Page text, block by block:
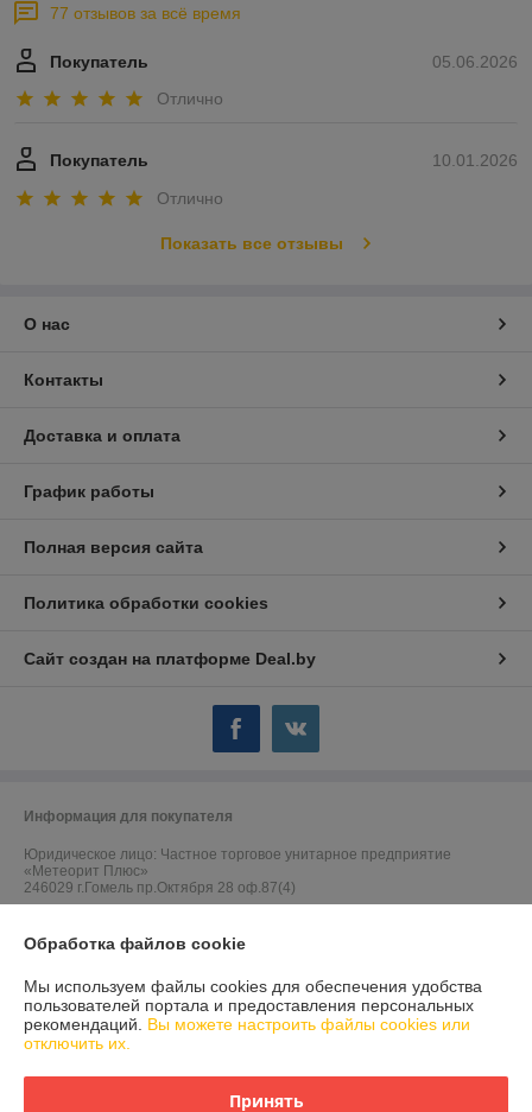
77 отзывов за всё время
05.06.2026
Покупатель
Отлично
10.01.2026
Покупатель
Отлично
Показать все отзывы
О нас
Контакты
Доставка и оплата
График работы
Полная версия сайта
Политика обработки cookies
Сайт создан на платформе Deal.by
Информация для покупателя
Юридическое лицо: Частное торговое унитарное предприятие
«Метеорит Плюс»
246029 г.Гомель пр.Октября 28 оф.87(4)
Регистрационный орган: Гомельский областной исполнительный
Ссылка на свидетельство/лицензию
Обработка файлов cookie
Мы используем файлы cookies для обеспечения удобства
пользователей портала и предоставления персональных
рекомендаций. Вы можете настроить файлы cookies или
отключить их.
Принять